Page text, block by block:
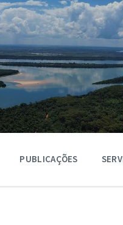
PUBLICAÇÕES